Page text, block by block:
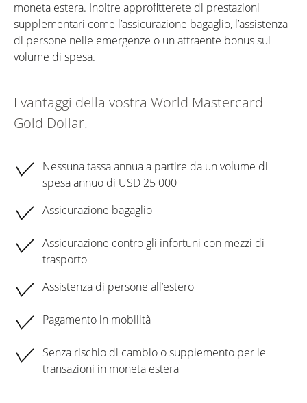
moneta estera. Inoltre approfitterete di prestazioni
supplementari come l’assicurazione bagaglio, l’assistenza
di persone nelle emergenze o un attraente bonus sul
volume di spesa.
I vantaggi della vostra World Mastercard
Gold Dollar.
Nessuna tassa annua a partire da un volume di
spesa annuo di USD 25 000
Assicurazione bagaglio
Assicurazione contro gli infortuni con mezzi di
trasporto
Assistenza di persone all’estero
Pagamento in mobilità
Senza rischio di cambio o supplemento per le
transazioni in moneta estera